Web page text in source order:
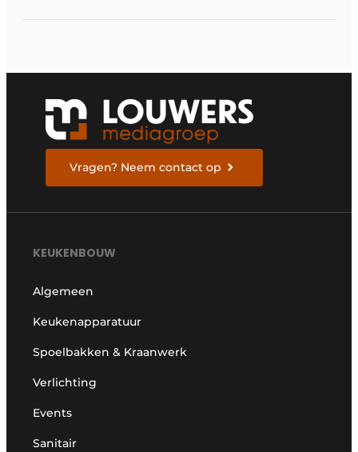
Vragen? Neem contact op
KEUKENBOUW
Algemeen
Keukenapparatuur
Spoelbakken & Kraanwerk
Verlichting
Events
Sanitair